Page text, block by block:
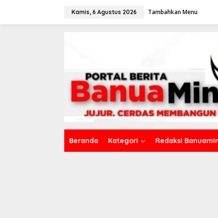
Kamis, 6 Agustus 2026 Tambahkan Menu
Beranda Kategori Redaksi